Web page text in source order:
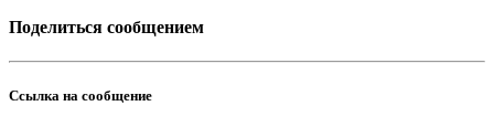
Поделиться сообщением
Ссылка на сообщение